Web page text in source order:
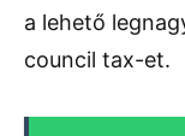
a lehető
council tax-et.